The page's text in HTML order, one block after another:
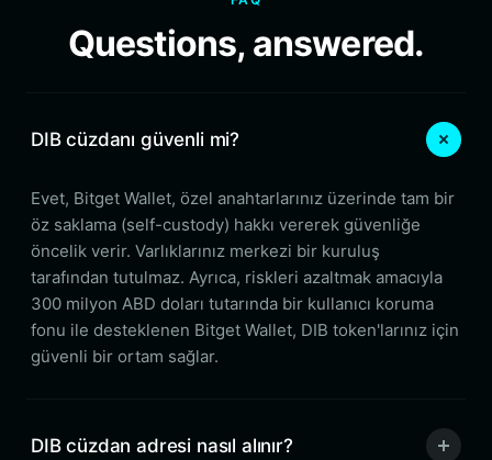
Questions, answered.
DIB cüzdanı güvenli mi?
Evet, Bitget Wallet, özel anahtarlarınız üzerinde tam bir
öz saklama (self-custody) hakkı vererek güvenliğe
öncelik verir. Varlıklarınız merkezi bir kuruluş
tarafından tutulmaz. Ayrıca, riskleri azaltmak amacıyla
300 milyon ABD doları tutarında bir kullanıcı koruma
fonu ile desteklenen Bitget Wallet, DIB token'larınız için
güvenli bir ortam sağlar.
DIB cüzdan adresi nasıl alınır?